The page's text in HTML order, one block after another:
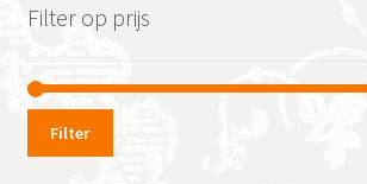
Filter op prijs
Filter